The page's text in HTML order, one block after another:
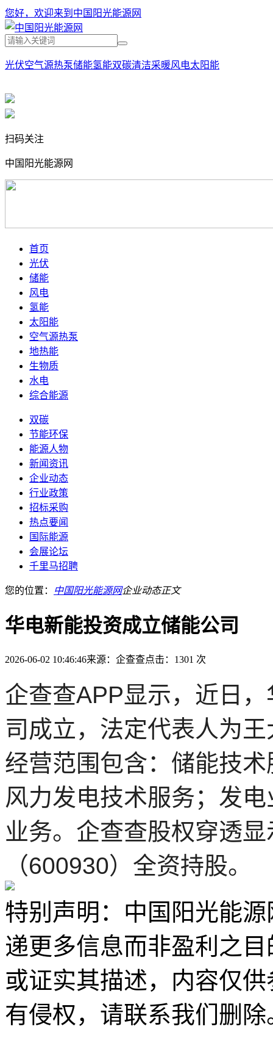
您好，欢迎来到中国阳光能源网
光伏空气源热泵储能氢能双碳清洁采暖风电太阳能
扫码关注
中国阳光能源网
首页
光伏
储能
风电
氢能
太阳能
空气源热泵
地热能
生物质
水电
综合能源
双碳
节能环保
能源人物
新闻资讯
企业动态
行业政策
招标采购
热点要闻
国际能源
会展论坛
千里马招聘
您的位置： 中国阳光能源网企业动态正文
华电新能投资成立储能公司
2026-06-02 10:46:46来源：企查查点击：1301 次
企查查APP显示，近日
司成立，法定代表人为
经营范围包含：储能技
风力发电技术服务；发
业务。企查查股权穿透
（600930）全资持股。
特别声明：中国阳光能
递更多信息而非盈利之
或证实其描述，内容仅
有侵权，请联系我们删除